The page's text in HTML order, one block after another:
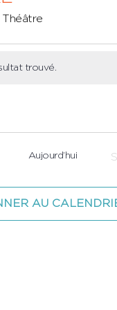
Théâtre
trouvé.
Aujourd’hui
AU